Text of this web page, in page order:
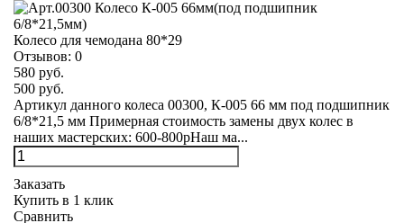
Колесо для чемодана 80*29
Отзывов: 0
580 руб.
500 руб.
Артикул данного колеса 00300, К-005 66 мм под подшипник
6/8*21,5 мм Примерная стоимость замены двух колес в
наших мастерских: 600-800рНаш ма...
Заказать
Купить в 1 клик
Сравнить